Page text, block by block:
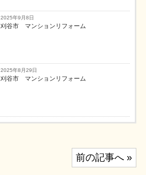
2025年9月8日
刈谷市 マンションリフォーム
2025年8月29日
刈谷市 マンションリフォーム
前の記事へ »